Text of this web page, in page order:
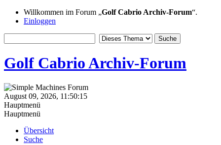
Willkommen im Forum „Golf Cabrio Archiv-Forum“.
Einloggen
Golf Cabrio Archiv-Forum
August 09, 2026, 11:50:15
Hauptmenü
Hauptmenü
Übersicht
Suche